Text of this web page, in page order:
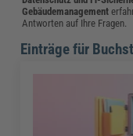
Gebäudemanagement
Antworten auf Ihre Fragen.
Einträge für